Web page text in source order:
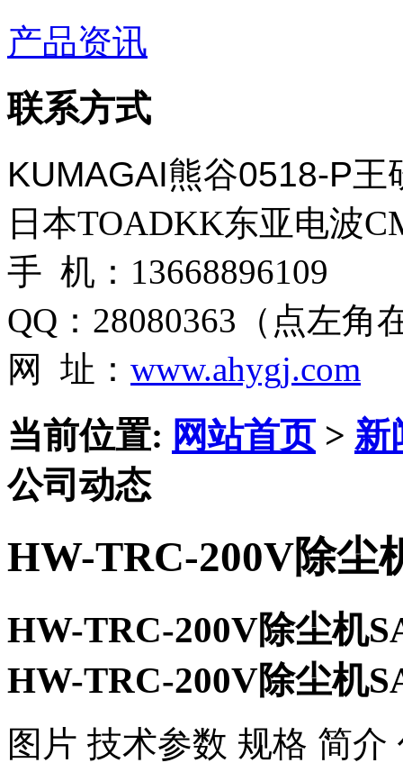
产品资讯
联系方式
KUMAGAI熊谷0518-P王
日本TOADKK东亚电波
手 机：13668896109
QQ：28080363（点左角
网 址： www.ahygj.com
当前位置: 网站首页> 新
公司动态
HW-TRC-200V除尘
HW-TRC-200V除尘机
HW-TRC-200V除尘机
图片 技术参数 规格 简